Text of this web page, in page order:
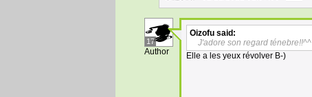
17
Author
Oizofu said:
J'adore son regard ténebre!!^^
Elle a les yeux révolver B-)